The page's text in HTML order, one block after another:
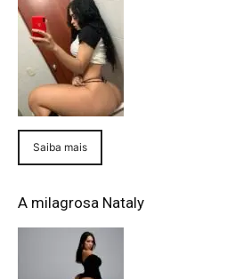
Saiba mais
A milagrosa Nataly